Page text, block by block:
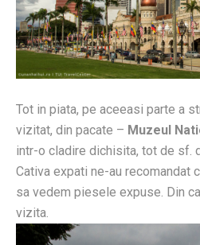
Tot in piata, pe aceeasi parte a
vizitat, din pacate – Muzeul
intr-o cladire dichisita, tot de sf.
Cativa expati ne-au recomandat
sa vedem piesele expuse. Din
vizita.